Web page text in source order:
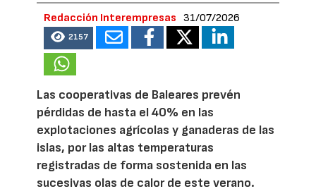
Redacción Interempresas 31/07/2026
2157
Las cooperativas de Baleares prevén
pérdidas de hasta el 40% en las
explotaciones agrícolas y ganaderas de las
islas, por las altas temperaturas
registradas de forma sostenida en las
sucesivas olas de calor de este verano.